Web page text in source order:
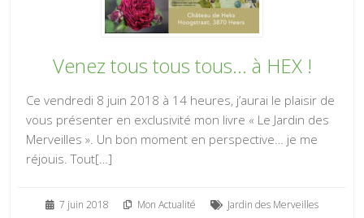
Venez tous tous tous… à HEX !
Ce vendredi 8 juin 2018 à 14 heures, j’aurai le plaisir de
vous présenter en exclusivité mon livre « Le Jardin des
Merveilles ». Un bon moment en perspective… je me
réjouis. Tout[…]
7 juin 2018 Mon Actualité Jardin des Merveilles